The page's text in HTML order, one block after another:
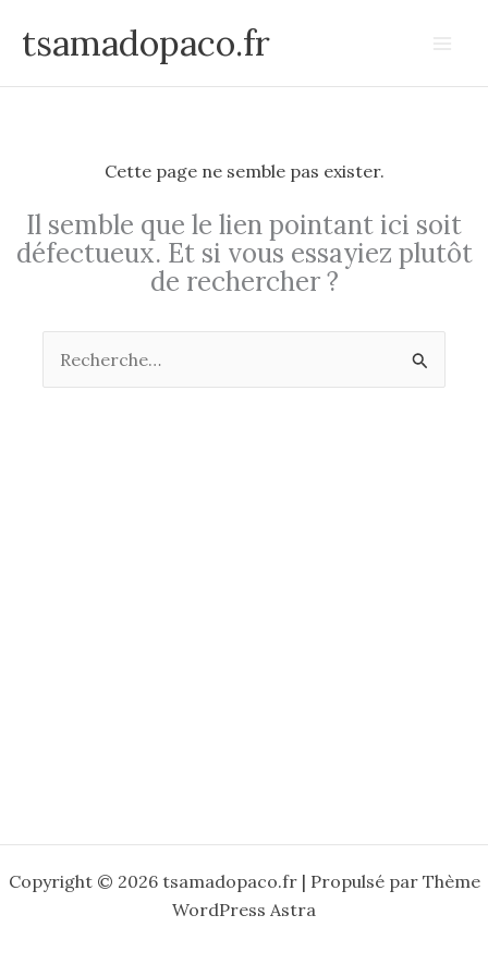
tsamadopaco.fr
Cette page ne semble pas exister.
Il semble que le lien pointant ici soit
défectueux. Et si vous essayiez plutôt
de rechercher ?
Rechercher :
Copyright © 2026 tsamadopaco.fr | Propulsé par Thème
WordPress Astra